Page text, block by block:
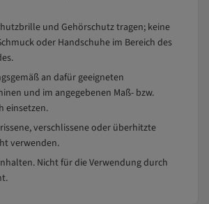
und Gehörschutz tragen; keine
oder Handschuhe im Bereich des
an dafür geeigneten
und im angegebenen Maß- bzw.
einsetzen.
verschlissene oder überhitzte
verwenden.
Nicht für die Verwendung durch